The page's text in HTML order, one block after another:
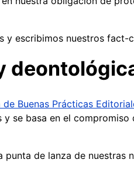
y escribimos nuestros fact-
de Buenas Prácticas
se basa en el
de lanza de nuestras